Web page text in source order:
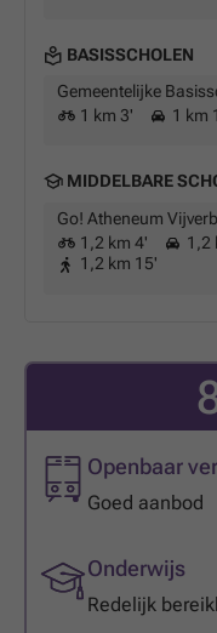
BASISSCHOLEN
Gemeentelijke
1 km 3'
1 km
MIDDELBARE
Go! Atheneum
1,2 km 4'
1,2
1,2 km 15'
Openbaar
Goed aanbod
Onderwijs
Redelijk